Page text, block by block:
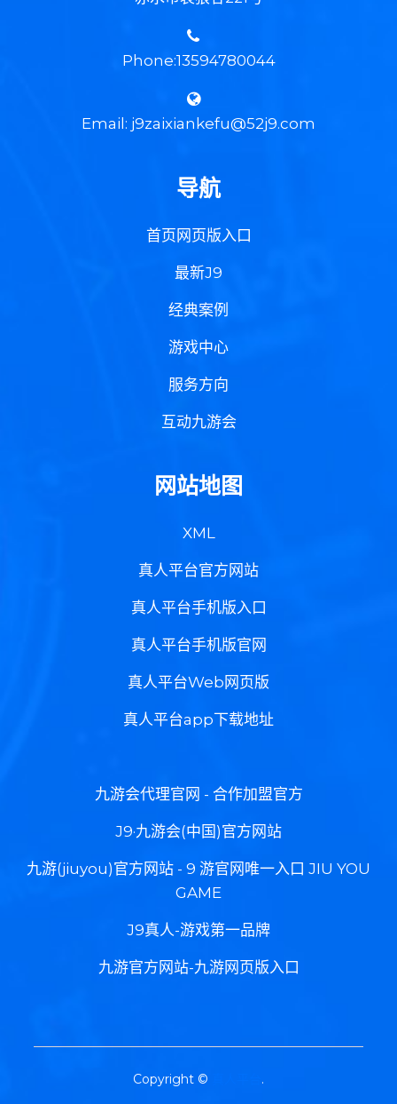
Phone:13594780044
Email: j9zaixiankefu@52j9.com
导航
首页网页版入口
最新J9
经典案例
游戏中心
服务方向
互动九游会
网站地图
XML
真人平台官方网站
真人平台手机版入口
真人平台手机版官网
真人平台Web网页版
真人平台app下载地址
九游会代理官网 - 合作加盟官方
J9·九游会(中国)官方网站
九游(jiuyou)官方网站 - 9 游官网唯一入口 JIU YOU
GAME
J9真人-游戏第一品牌
九游官方网站-九游网页版入口
Copyright © .